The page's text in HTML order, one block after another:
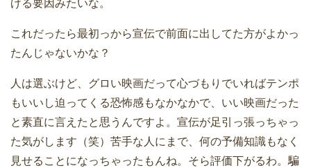
げる要因みたいな。
これだったら最初っから宣伝で前面に出してた方がよかっ
たんじゃないかな？
人は選ぶけど、グロい映画だって心づもりでいればテンポ
もいいし迫ってくる恐怖感もなかなかで、いい映画だった
と素直に言えたと思うんですよ。宣伝が足引っ張っちゃっ
た気がします（笑）苦手な人にまで、何の予備知識もなく
見せることになっちゃったもんね。そら評価下がるわ。騙